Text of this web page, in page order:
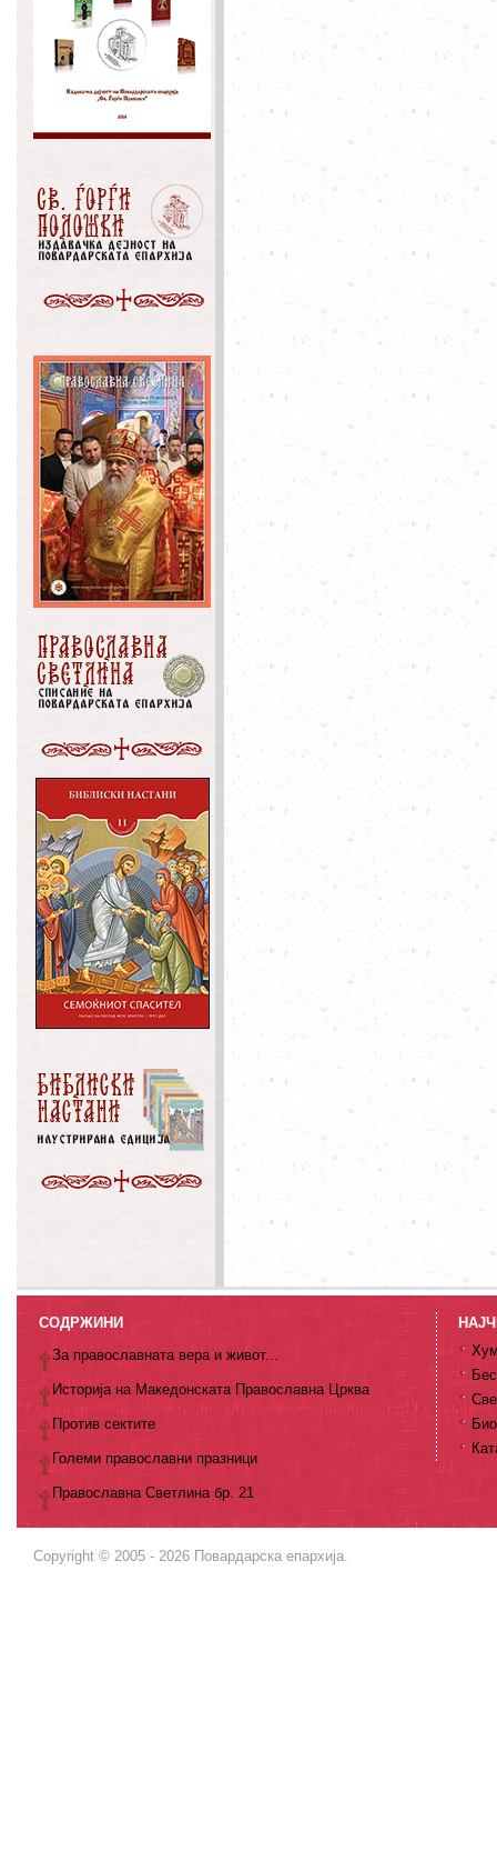
СОДРЖИНИ
За православната вера и живот...
Историја на Македонската Православна Црква
Против сектите
Големи православни празници
Православна Светлина бр. 21
Copyright © 2005 - 2026 Повардарска епархија.